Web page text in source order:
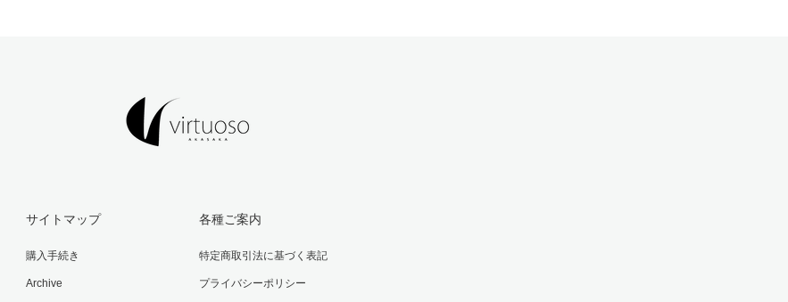
サイトマップ
購入手続き
Archive
各種ご案内
特定商取引法に基づく表記
プライバシーポリシー